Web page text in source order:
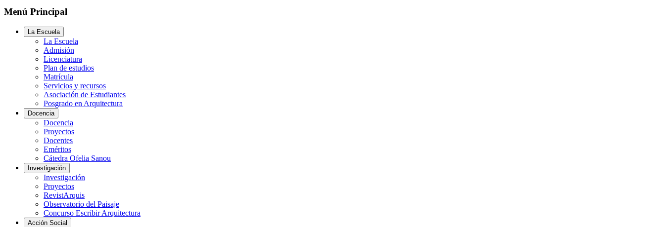
Menú Principal
La Escuela
La Escuela
Admisión
Licenciatura
Plan de estudios
Matrícula
Servicios y recursos
Asociación de Estudiantes
Posgrado en Arquitectura
Docencia
Docencia
Proyectos
Docentes
Eméritos
Cátedra Ofelia Sanou
Investigación
Investigación
Proyectos
RevistArquis
Observatorio del Paisaje
Concurso Escribir Arquitectura
Acción Social